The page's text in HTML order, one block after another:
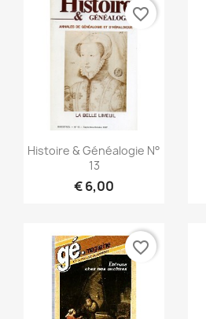
Snel bekijken
Histoire & Généalogie N°
13
€ 6,00
favorite_border
favorite_border